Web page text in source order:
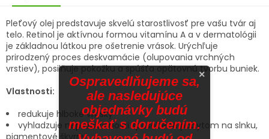
Pleťový olej predstavuje skvelú starostlivosť pre vašu tvár aj
telo. Retinol je aktívnou formou vitamínu A a v dermatológii
je základnou látkou pre ošetrenie vrások. Urýchľuje
prirodzený proces deskvamácie (olupovania vrchných
vrstiev), posilňuje pokožku a spúšťa opätovnú tvorbu buniek.
Vlastnosti:
redukuje hlboké vrásky
vyhladzuje nepravidelnosti spôsobené pobytom na slnku,
pigmentové škvrny
×
Ospravedlňujeme sa,
ale nasledujúce
objednávky budú
meškať s doručením.